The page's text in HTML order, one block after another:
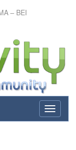
– BEI
toggle